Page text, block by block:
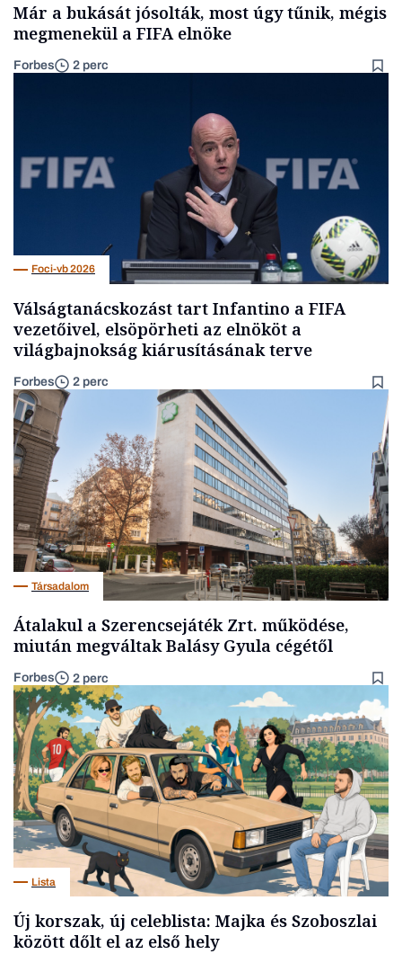
Már a bukását jósolták, most úgy tűnik, mégis
megmenekül a FIFA elnöke
Forbes 2 perc
Foci-vb 2026
Válságtanácskozást tart Infantino a FIFA
vezetőivel, elsöpörheti az elnököt a
világbajnokság kiárusításának terve
Forbes 2 perc
Társadalom
Átalakul a Szerencsejáték Zrt. működése,
miután megváltak Balásy Gyula cégétől
Forbes 2 perc
Lista
Új korszak, új celeblista: Majka és Szoboszlai
között dőlt el az első hely